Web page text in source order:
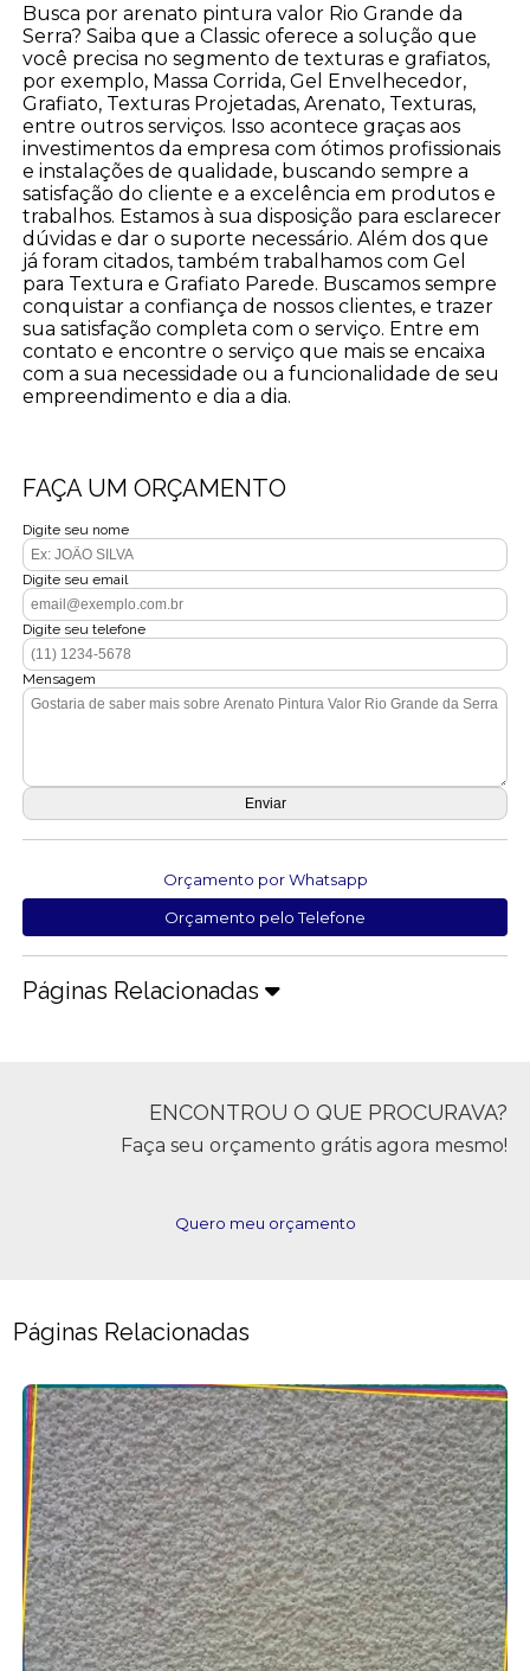
Busca por arenato pintura valor Rio Grande da
Serra? Saiba que a Classic oferece a solução que
você precisa no segmento de texturas e grafiatos,
por exemplo, Massa Corrida, Gel Envelhecedor,
Grafiato, Texturas Projetadas, Arenato, Texturas,
entre outros serviços. Isso acontece graças aos
investimentos da empresa com ótimos profissionais
e instalações de qualidade, buscando sempre a
satisfação do cliente e a excelência em produtos e
trabalhos. Estamos à sua disposição para esclarecer
dúvidas e dar o suporte necessário. Além dos que
já foram citados, também trabalhamos com Gel
para Textura e Grafiato Parede. Buscamos sempre
conquistar a confiança de nossos clientes, e trazer
sua satisfação completa com o serviço. Entre em
contato e encontre o serviço que mais se encaixa
com a sua necessidade ou a funcionalidade de seu
empreendimento e dia a dia.
FAÇA UM ORÇAMENTO
Digite seu nome
Digite seu email
Digite seu telefone
Mensagem
Orçamento por Whatsapp
Orçamento pelo Telefone
Páginas Relacionadas
ENCONTROU O QUE PROCURAVA?
Faça seu orçamento grátis agora mesmo!
Quero meu orçamento
Páginas Relacionadas